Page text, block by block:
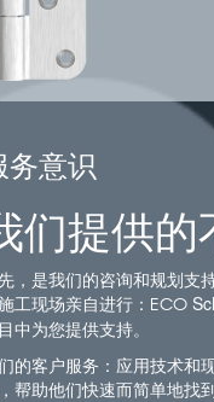
务意识
们提供的
，是我们的咨询和规划支
工现场亲自进行： ECO
中为您提供支持。
的客户服务：应用技术和
帮助他们快速而简单地找